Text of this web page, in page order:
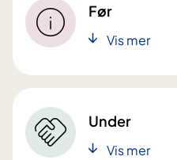
Før
Vis mer
Under
Vis mer